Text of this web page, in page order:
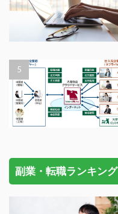
副業・転職ランキング